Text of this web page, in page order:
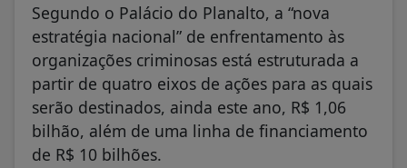
Segundo o Palácio do Planalto, a “nova
estratégia nacional” de enfrentamento às
organizações criminosas está estruturada a
partir de quatro eixos de ações para as quais
serão destinados, ainda este ano, R$ 1,06
bilhão, além de uma linha de financiamento
de R$ 10 bilhões.